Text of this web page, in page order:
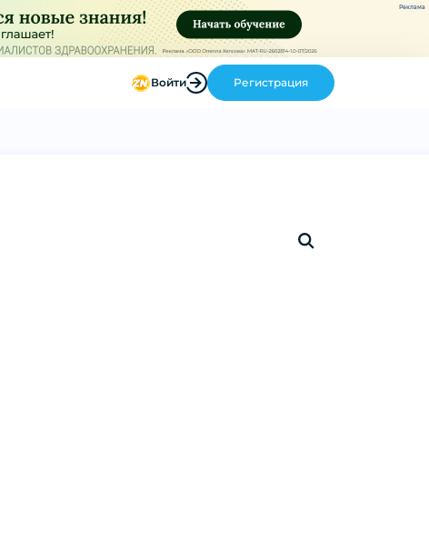
Реклама
Войти Регистрация